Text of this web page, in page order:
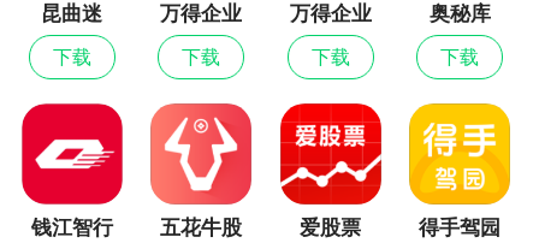
1、添加帖子搜索。
2、添加私信发送时间显示。
3、阅读页添加隐藏段评功能。
4、帖子和头像可选择动图。
5、广场帖子可取消收藏和点赞。
昆曲迷
下载
万得企业
库最新版
下载
万得企业
库
下载
奥秘库
下载
钱江智行
五花牛股
爱股票 得手驾园